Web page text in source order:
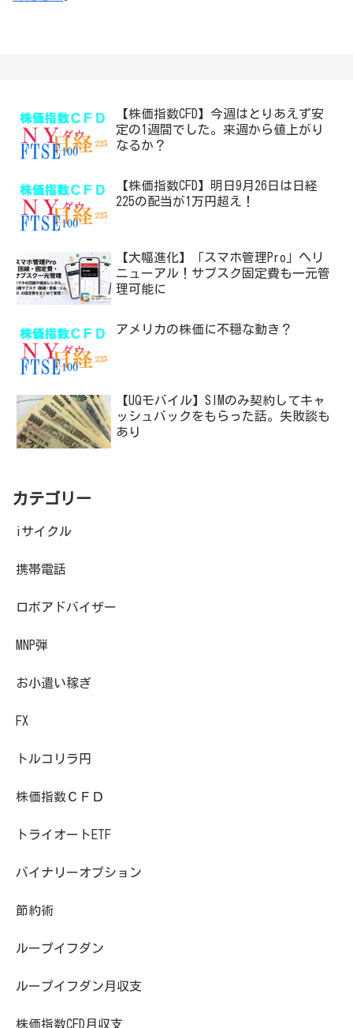
【株価指数CFD】今週はとりあえず安
定の1週間でした。来週から値上がり
なるか？
【株価指数CFD】明日9月26日は日経
225の配当が1万円超え！
【大幅進化】「スマホ管理Pro」へリ
ニューアル！サブスク固定費も一元管
理可能に
アメリカの株価に不穏な動き？
【UQモバイル】SIMのみ契約してキャ
ッシュバックをもらった話。失敗談も
あり
カテゴリー
iサイクル
携帯電話
ロボアドバイザー
MNP弾
お小遣い稼ぎ
FX
トルコリラ円
株価指数ＣＦＤ
トライオートETF
バイナリーオプション
節約術
ループイフダン
ループイフダン月収支
株価指数CFD月収支